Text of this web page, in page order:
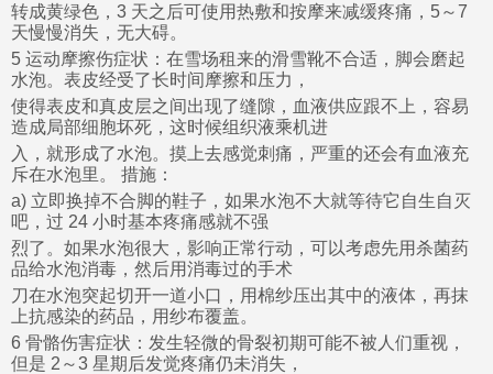
转成黄绿色，3 天之后可使用热敷和按摩来减缓疼痛，5～7
天慢慢消失，无大碍。
5 运动摩擦伤症状：在雪场租来的滑雪靴不合适，脚会磨起
水泡。表皮经受了长时间摩擦和压力，
使得表皮和真皮层之间出现了缝隙，血液供应跟不上，容易
造成局部细胞坏死，这时候组织液乘机进
入，就形成了水泡。摸上去感觉刺痛，严重的还会有血液充
斥在水泡里。 措施：
a) 立即换掉不合脚的鞋子，如果水泡不大就等待它自生自灭
吧，过 24 小时基本疼痛感就不强
烈了。如果水泡很大，影响正常行动，可以考虑先用杀菌药
品给水泡消毒，然后用消毒过的手术
刀在水泡突起切开一道小口，用棉纱压出其中的液体，再抹
上抗感染的药品，用纱布覆盖。
6 骨骼伤害症状：发生轻微的骨裂初期可能不被人们重视，
但是 2～3 星期后发觉疼痛仍未消失，